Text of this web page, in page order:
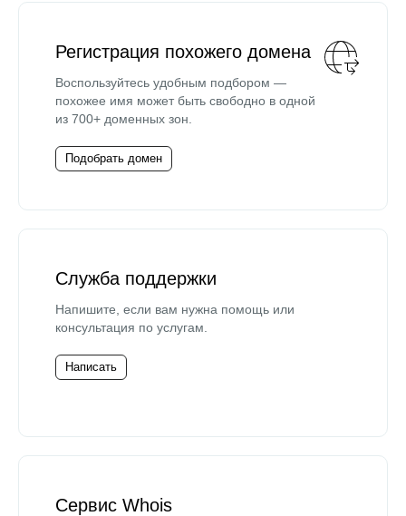
Регистрация похожего домена
Воспользуйтесь удобным подбором —
похожее имя может быть свободно в одной
из 700+ доменных зон.
Подобрать домен
Служба поддержки
Напишите, если вам нужна помощь или
консультация по услугам.
Написать
Сервис Whois